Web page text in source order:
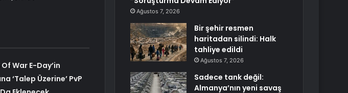
War E-Day’in
‘Talep Üzerine’ PvP
Ağustos 7, 2026
Bir şehir resmen
haritadan silindi: Halk
tahliye edildi
Ağustos 7, 2026
Sadece tank değil:
Almanya’nın yeni savaş